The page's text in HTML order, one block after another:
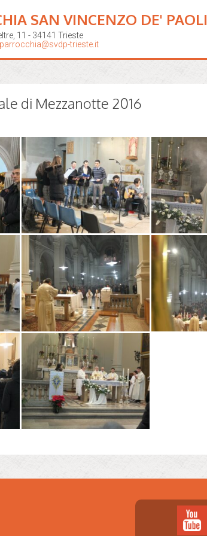
SAN VINCENZO DE' PAOLI
11 - 34141 Trieste
parrocchia@svdp-trieste.it
di Mezzanotte 2016